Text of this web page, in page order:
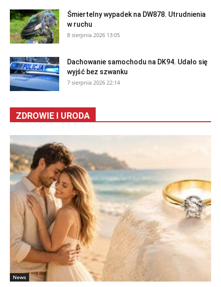
Śmiertelny wypadek na DW878. Utrudnienia
w ruchu
8 sierpnia 2026 13:05
Dachowanie samochodu na DK94. Udało się
wyjść bez szwanku
7 sierpnia 2026 22:14
ZDROWIE I URODA
News